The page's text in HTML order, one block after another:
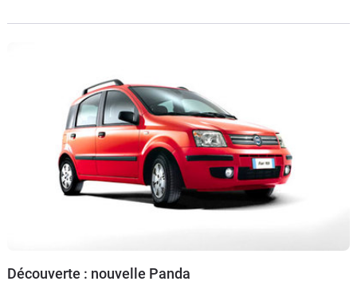
ventes de Fiat.
Découverte : nouvelle Panda